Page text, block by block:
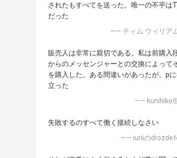
されたもすべてを送った。唯一の不平は
だった
—— ティム ウィリア
販売人は非常に親切である。私は前購入
からのメッセンジャーとの交換によって
を購入した。ある間違いがあったが、p
立った
—— kunihiko
失敗するのすべて働く接続しなさい
—— iuriiの